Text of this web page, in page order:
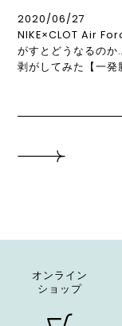
2020/06/27
NIKE×CLOT Air
がすとどうなるのか
剥がしてみた【一発
オンライン
ショップ